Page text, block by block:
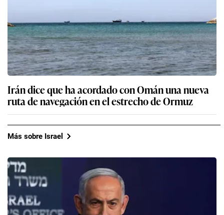
Irán dice que ha acordado con Omán una nueva
ruta de navegación en el estrecho de Ormuz
Más sobre Israel